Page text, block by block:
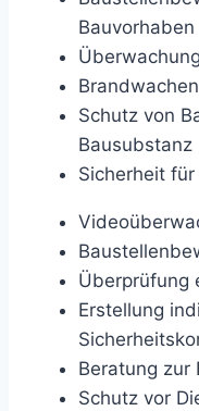
Bauvorhaben
Schutz von
Bausubstanz
Sicherheit
Überprüfung
Erstellung
Beratung zur
Schutz vor